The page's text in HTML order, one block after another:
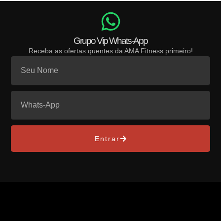
Grupo Vip Whats-App
Receba as ofertas quentes da AMA Fitness primeiro!
Entrar